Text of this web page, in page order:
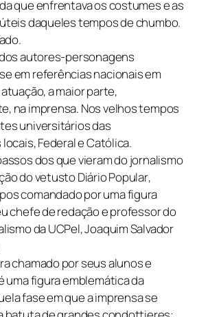
que enfrentava os costumes e as
daqueles tempos de chumbo.
autores-personagens
em referências nacionais em
a maior parte,
na imprensa. Nos velhos tempos
universitários das
Federal e Católica.
dos que vieram do jornalismo
do vetustoDiário Popular,
comandado por uma figura
chefe de redação e professor do
da UCPel, Joaquim Salvador
chamado por seus alunos e
uma figura emblemática da
fase em que a imprensa se